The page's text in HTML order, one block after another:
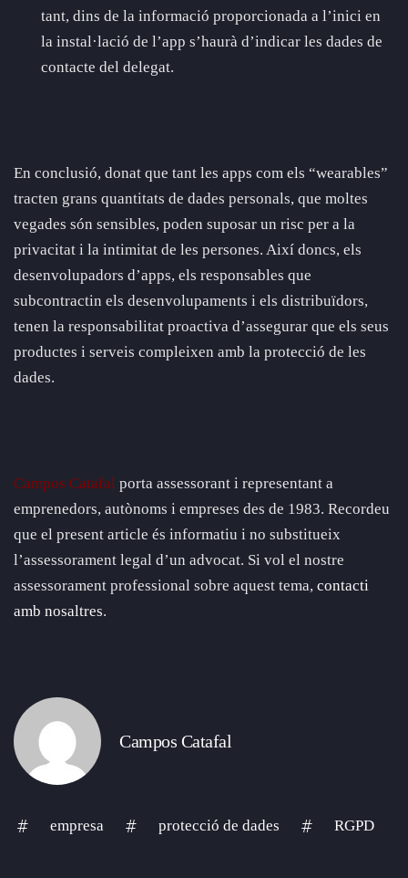
tant, dins de la informació proporcionada a l’inici en
la instal·lació de l’app s’haurà d’indicar les dades de
contacte del delegat.
En conclusió, donat que tant les apps com els “wearables”
tracten grans quantitats de dades personals, que moltes
vegades són sensibles, poden suposar un risc per a la
privacitat i la intimitat de les persones. Així doncs, els
desenvolupadors d’apps, els responsables que
subcontractin els desenvolupaments i els distribuïdors,
tenen la responsabilitat proactiva d’assegurar que els seus
productes i serveis compleixen amb la protecció de les
dades.
Campos Catafal porta assessorant i representant a
emprenedors, autònoms i empreses des de 1983. Recordeu
que el present article és informatiu i no substitueix
l’assessorament legal d’un advocat. Si vol el nostre
assessorament professional sobre aquest tema, contacti
amb nosaltres.
Campos Catafal
empresa protecció de dades RGPD